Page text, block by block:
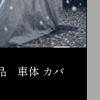
車体 カバ